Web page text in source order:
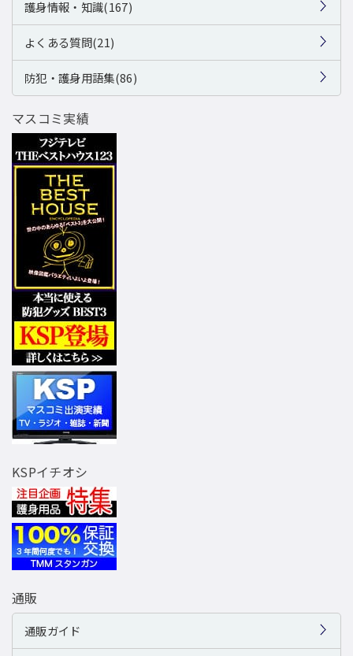
護身情報・知識(167)
よくある質問(21)
防犯・護身用語集(86)
マスコミ実績
KSPイチオシ
通販
通販ガイド